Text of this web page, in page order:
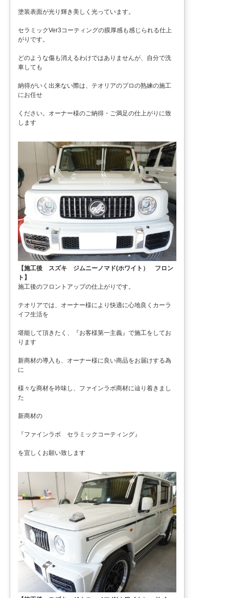
塗装表面が光り輝き美しく光っています。
セラミックVer3コーティングの膜厚感も感じられる仕上
がりです。
どのような傷も消えるわけではありませんが、自分で洗
車しても
納得がいく出来ない際は、テオリアのプロの熟練の施工
にお任せ
ください。オーナー様のご納得・ご満足の仕上がりに致
します
【施工後 スズキ ジムニーノマド(ホワイト） フロン
ト】
施工後のフロントアップの仕上がりです。
テオリアでは、オーナー様により快適に心地良くカーラ
イフ生活を
堪能して頂きたく、『お客様第一主義』で施工をしてお
ります
新商材の導入も、オーナー様に良い商品をお届けする為
に
様々な商材を吟味し、ファインラボ商材に辿り着きまし
た
新商材の
『ファインラボ セラミックコーティング』
を宜しくお願い致します